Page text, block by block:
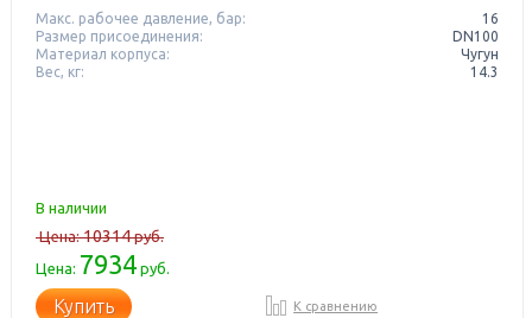
Макс. рабочее давление, бар:
16
Размер присоединения:
DN100
Материал корпуса:
Чугун
Вес, кг:
14.3
В наличии
Цена:10314руб.
Цена: 7934руб.
Купить К сравнению